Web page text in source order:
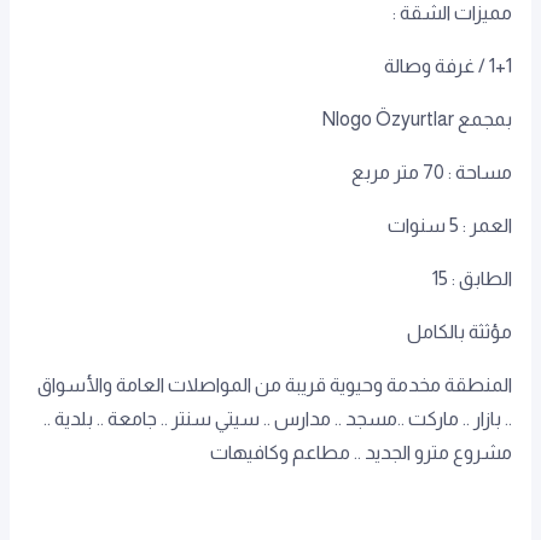
مميزات الشقة :
1+1 / غرفة وصالة
بمجمع Nlogo Özyurtlar
العمر : 5 سنوات
الطابق : 15
مؤثثة بالكامل
المنطقة مخدمة وحيوية قريبة من المواصلات العامة والأسواق
.. بازار .. ماركت ..مسجد .. مدارس .. سيتي سنتر .. جامعة .. بلدية ..
مشروع مترو الجديد .. مطاعم وكافيهات